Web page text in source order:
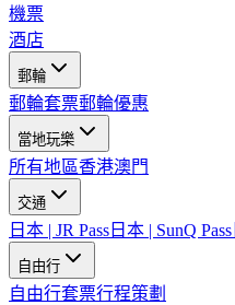
機票
酒店
郵輪
郵輪套票郵輪優惠
當地玩樂
所有地區香港澳門
交通
日本 | JR Pass 日本 | SunQ Pass
自由行
自由行套票行程策劃